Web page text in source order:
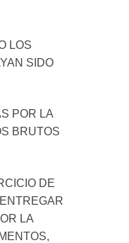
LOS
SIDO
POR LA
BRUTOS
DE
LA